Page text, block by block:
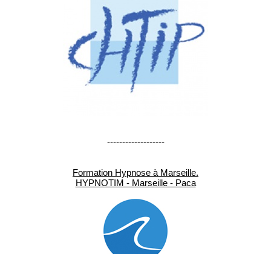
-------------------
Formation Hypnose à Marseille.
HYPNOTIM - Marseille - Paca